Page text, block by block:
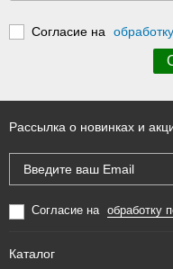
Согласие на
Рассылка о новинках и
Согласие на обработку
Каталог